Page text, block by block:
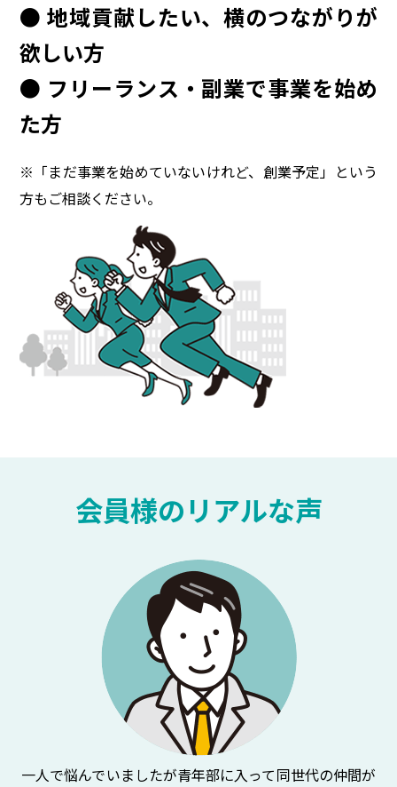
● 地域貢献したい、横のつながりが
欲しい方
● フリーランス・副業で事業を始め
た方
※「まだ事業を始めていないけれど、創業予定」という
方もご相談ください。
会員様のリアルな声
一人で悩んでいましたが青年部に入って同世代の仲間が